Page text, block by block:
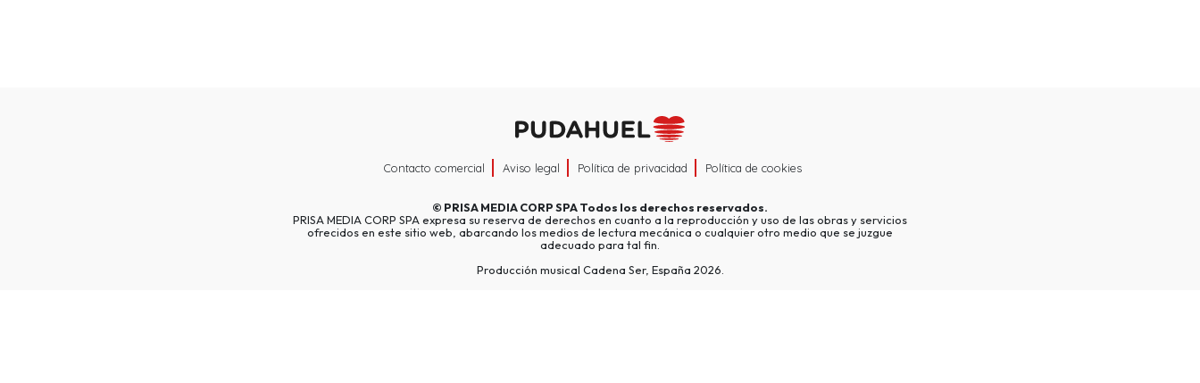
Contacto comercial Aviso legal Política de privacidad Política de cookies
© PRISA MEDIA CORP SPATodos los derechos reservados.
PRISA MEDIA CORP SPA expresa su reserva de derechos en cuanto a la reproducción y uso de las obras y servicios
ofrecidos en este sitio web, abarcando los medios de lectura mecánica o cualquier otro medio que se juzgue
adecuado para tal fin.
Producción musical Cadena Ser, España 2026.